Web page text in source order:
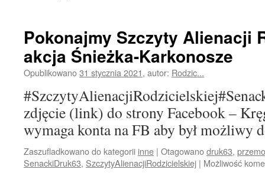
w
Pieninach
Pokonajmy Szczyty Alienacji
akcja Śnieżka-Karkonosze
Opublikowano31 stycznia 2021, autor: Rodzic...
zdjęcie (link) do strony Facebook –
wymaga konta na FB aby był możliwy
Zaszufladkowano do kategorii inne | Otagowanodruk63,
SenackiDruk63, SzczytyAlienacjiRodzicielskiej | Możliwość